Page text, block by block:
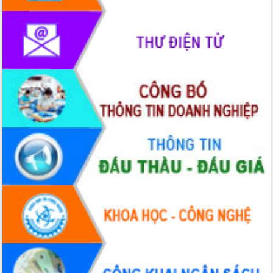
mặt Đoàn chuyên gia y tế TP. Hồ Chí
Minh
Lễ truy điệu và an táng hài cốt liệt sĩ
tại Nghĩa trang Liệt sĩ xã Sơn Hòa
Bàn giải pháp tháo gỡ khó khăn trong
xuất khẩu sầu riêng và triển khai quy
định EUDR
Thứ trưởng Bộ Nông nghiệp và Môi
trường Nguyễn Hoàng Hiệp khảo sát
vùng trồng và doanh nghiệp đóng gói
sầu riêng tại Đắk Lắk
Trình diễn nghệ thuật chế biến các
món ăn từ sầu riêng
Đắk Lắk công bố Quy hoạch và xúc
tiến đầu tư tỉnh
Ngành cá ngừ Đắk Lắk chủ động thích
ứng để giữ vững thị trường xuất khẩu
Diễn đàn Kinh tế tư nhân Việt Nam đột
phá cơ chế - Hợp tác công tư
Đề án 06 tạo bước ngoặt đột phá trong